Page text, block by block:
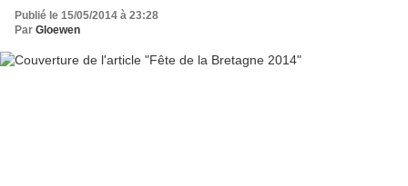
Publié le 15/05/2014 à 23:28
Par Gloewen